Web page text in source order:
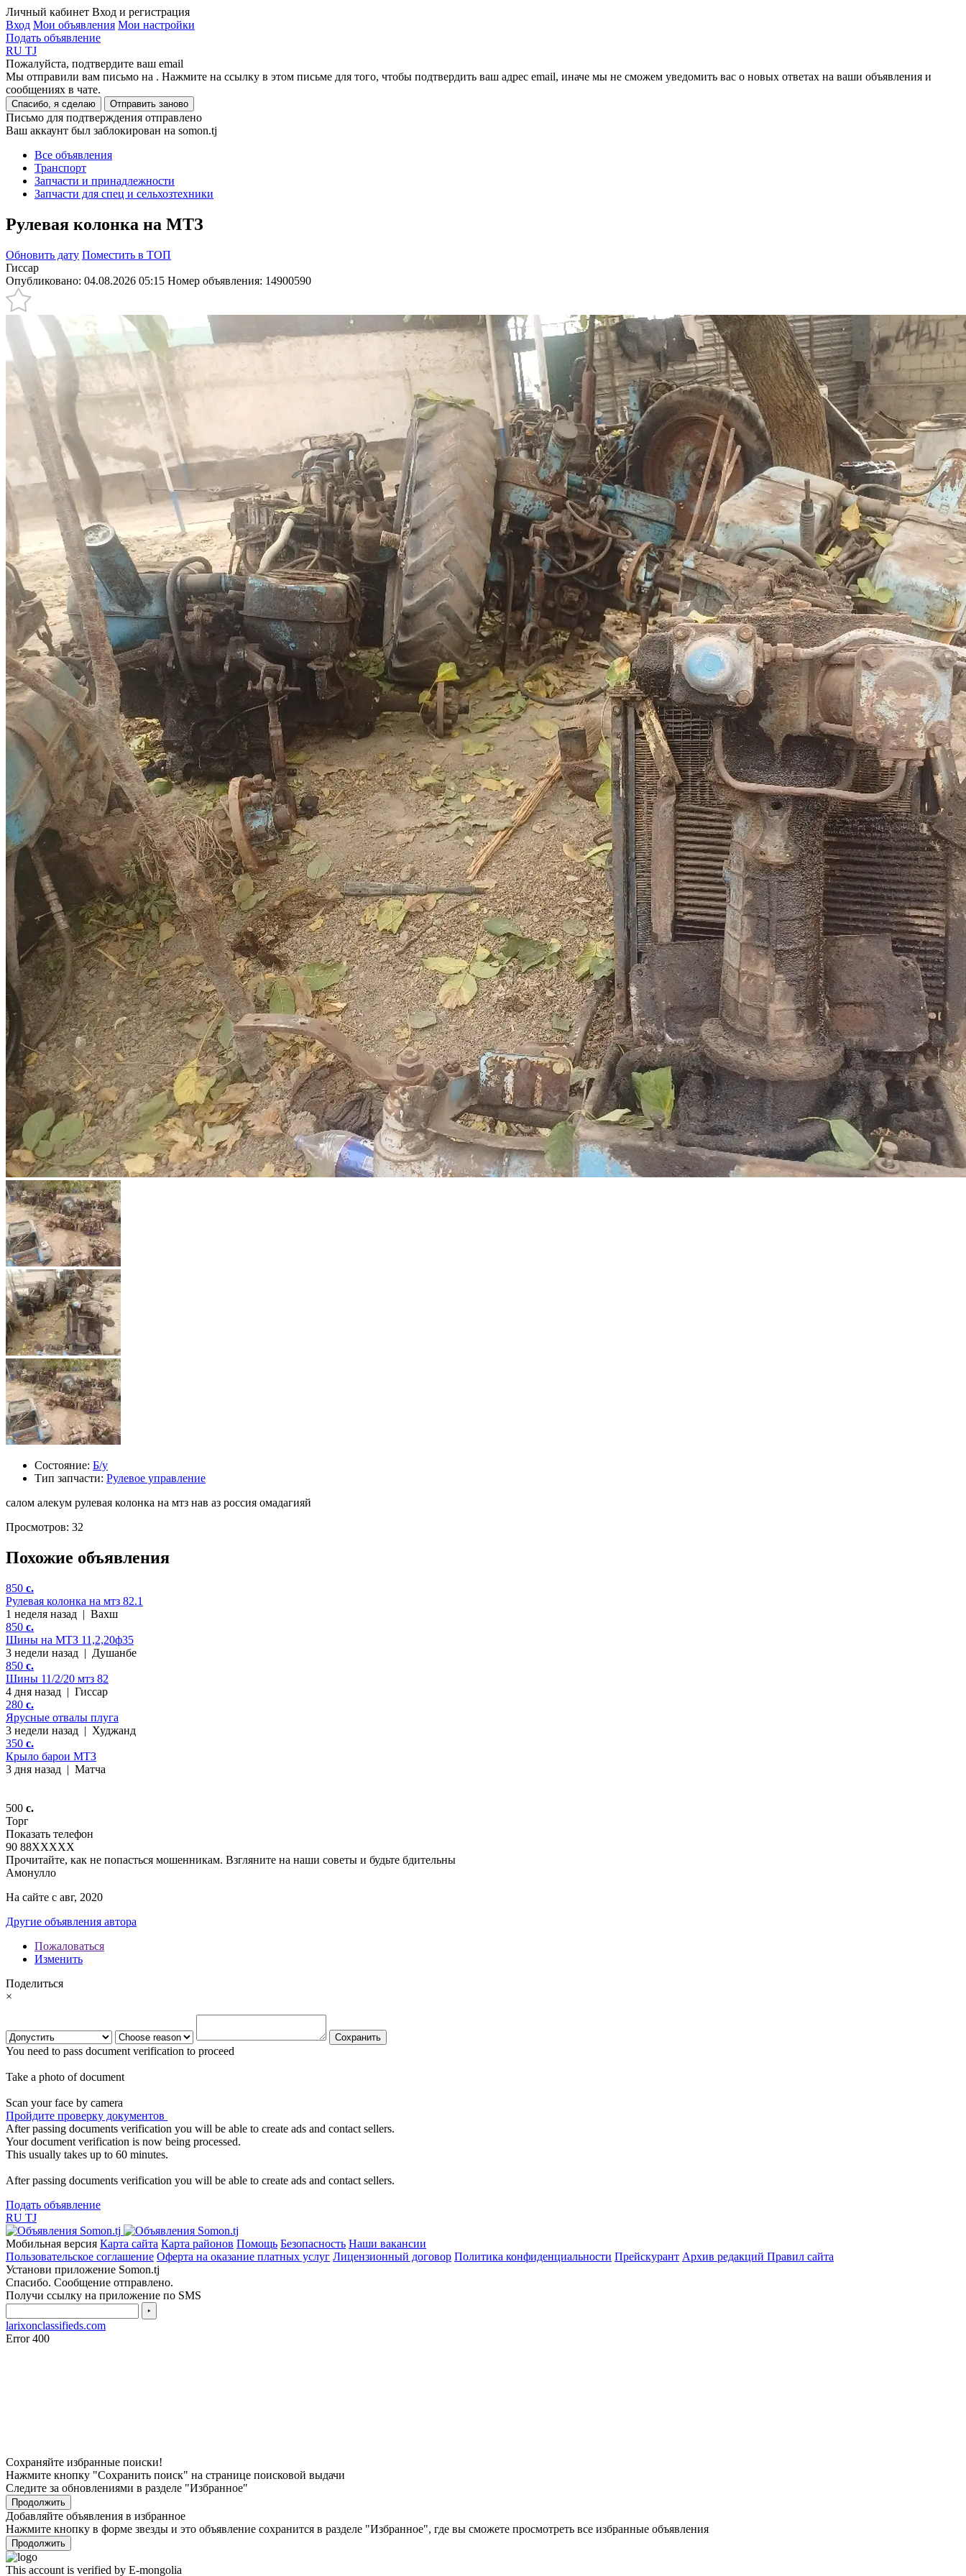
Личный кабинет Вход и регистрация
Вход Мои объявления Мои настройки
Подать объявление
RU TJ
Пожалуйста, подтвердите ваш email
Мы отправили вам письмо на . Нажмите на ссылку в этом письме для того, чтобы подтвердить ваш адрес email, иначе мы не сможем уведомить вас о новых ответах на ваши объявления и
сообщениях в чате.
Спасибо, я сделаю Отправить заново
Письмо для подтверждения отправлено
Ваш аккаунт был заблокирован на somon.tj
Все объявления
Транспорт
Запчасти и принадлежности
Запчасти для спец и сельхозтехники
Рулевая колонка на МТЗ
Обновить дату Поместить в ТОП
Гиссар
Опубликовано: 04.08.2026 05:15 Номер объявления: 14900590
Состояние: Б/у
Тип запчасти: Рулевое управление
салом алекум рулевая колонка на мтз нав аз россия омадагияй
Просмотров: 32
Похожие объявления
850 c.
Рулевая колонка на мтз 82.1
1 неделя назад | Вахш
850 c.
Шины на МТЗ 11,2,20ф35
3 недели назад | Душанбе
850 c.
Шины 11/2/20 мтз 82
4 дня назад | Гиссар
280 c.
Ярусные отвалы плуга
3 недели назад | Худжанд
350 c.
Крыло барои МТЗ
3 дня назад | Матча
500 c.
Торг
Показать телефон
90 88XXXXX
Прочитайте, как не попасться мошенникам. Взгляните на наши советы и будьте бдительны
Амонулло
На сайте с авг, 2020
Другие объявления автора
Пожаловаться
Изменить
Поделиться
×
You need to pass document verification to proceed
Take a photo of document
Scan your face by camera
Пройдите проверку документов
After passing documents verification you will be able to create ads and contact sellers.
Your document verification is now being processed.
This usually takes up to 60 minutes.
After passing documents verification you will be able to create ads and contact sellers.
Подать объявление
RU TJ
Мобильная версия Карта сайта Карта районов Помощь Безопасность Наши вакансии
Пользовательское соглашение Оферта на оказание платных услуг Лицензионный договор Политика конфиденциальности Прейскурант Архив редакций Правил сайта
Установи приложение Somon.tj
Спасибо. Сообщение отправлено.
Получи ссылку на приложение по SMS
‣
larixonclassifieds.com
Error 400
Сохраняйте избранные поиски!
Нажмите кнопку "Сохранить поиск" на странице поисковой выдачи
Следите за обновлениями в разделе "Избранное"
Продолжить
Добавляйте объявления в избранное
Нажмите кнопку в форме звезды и это объявление сохранится в разделе "Избранное", где вы сможете просмотреть все избранные объявления
Продолжить
This account is verified by E-mongolia